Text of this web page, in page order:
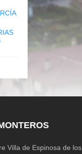
Villa de Espinosa de los